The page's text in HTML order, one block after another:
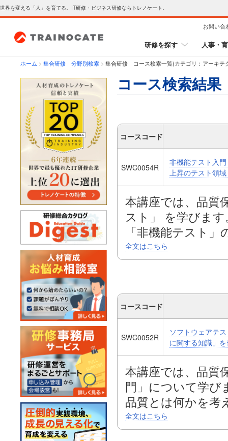
世界を変える「人」を育てる。IT研修・ビジネス研修ならトレノケート。
お問い合
研修を探す 人事・
ホーム > 集合研修 分野別検索 > 集合研修 コース検索一覧(カテゴリ：アーキテ
コース検索結
コースコード
SWC0054R
非機能テスト入
上昇のテスト領
本講座では、品質
スト」 を学びます
「非機能テスト
方など、非機能テ
ル品質」に対する
る為です。
パフォーマンス、
「非機能テスト」
「機能テスト」と
者がテストを実施
能テスト」を優先
なってしまいます
クレームが発生！
全文はこちら
コースコード
SWC0052R
ソフトウェアテ
に関する知識」
本講座では、品質
門」について学び
品質とは何かを考
基礎を習得し、テ
を学びます。
全文はこちら